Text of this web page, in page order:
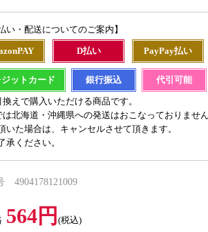
い・配送についてのご案内】
D払い PayPay払い
ジットカード 銀行振込 代引可能
えで購入いただける商品です。
北海道・沖縄県への発送はおこなっておりません
いた場合は、キャンセルさせて頂きます。
承ください。
4904178121009
564円(税込)